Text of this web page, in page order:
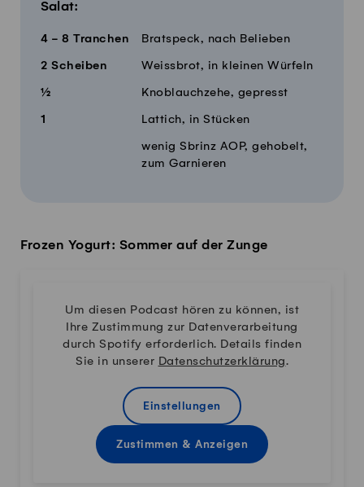
Salat:
4 - 8 Tranchen Bratspeck, nach Belieben
2 Scheiben Weissbrot, in kleinen Würfeln
½ Knoblauchzehe, gepresst
1 Lattich, in Stücken
wenig Sbrinz AOP, gehobelt,
zum Garnieren
Frozen Yogurt: Sommer auf der Zunge
Um diesen Podcast hören zu können, ist
Ihre Zustimmung zur Datenverarbeitung
durch Spotify erforderlich. Details finden
Sie in unserer Datenschutzerklärung.
Einstellungen
Zustimmen & Anzeigen